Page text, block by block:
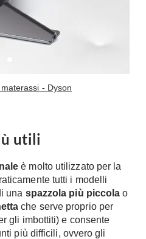
- Dyson
utili
è molto utilizzato per la
tutti i modelli
una spazzola più piccola o
che serve proprio per
gli imbottiti) e consente
più difficili, ovvero gli